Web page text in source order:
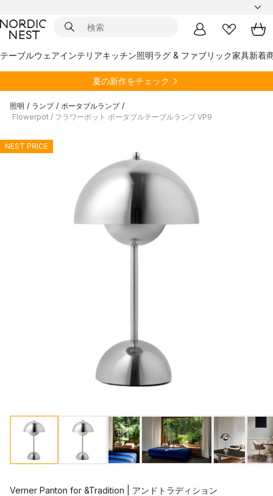
テーブルウェアインテリアキッチン照明ラグ & ファブリック家具新着
夏の新作をチェック
照明 / ランプ / ポータブルランプ /
Flowerpot / フラワーポット ポータブルテーブルランプ VP9
NEST PRICE
Verner Panton for &Tradition | アンドトラディション